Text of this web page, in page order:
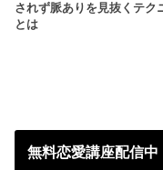
されず脈ありを見抜くテク
とは
無料恋愛講座配信中